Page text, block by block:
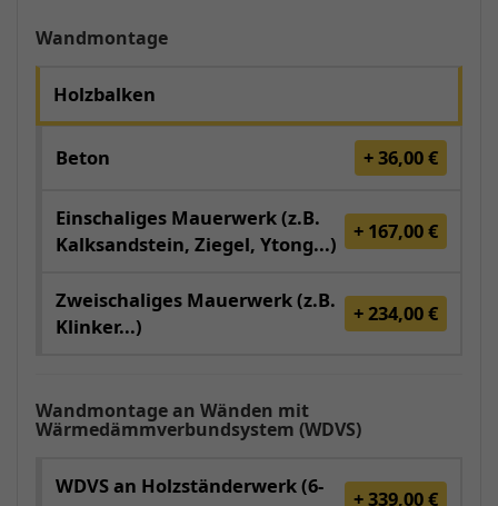
Wandmontage
Holzbalken
Beton + 36,00 €
Einschaliges Mauerwerk (z.B.
Kalksandstein, Ziegel, Ytong...)
+ 167,00 €
Zweischaliges Mauerwerk (z.B.
Klinker...)
+ 234,00 €
Wandmontage an Wänden mit
Wärmedämmverbundsystem (WDVS)
WDVS an Holzständerwerk (6-
+ 339,00 €